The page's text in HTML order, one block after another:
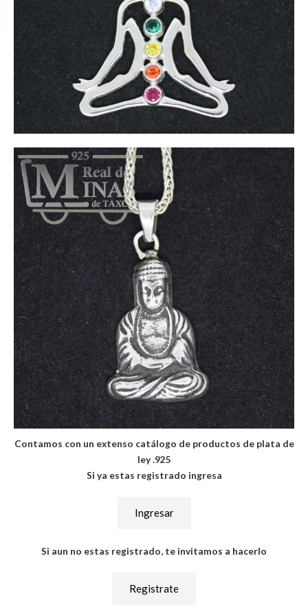
Contamos con un extenso catálogo de productos de plata de
ley .925
Si ya estas registrado ingresa
Ingresar
Si aun no estas registrado, te invitamos a hacerlo
Registrate